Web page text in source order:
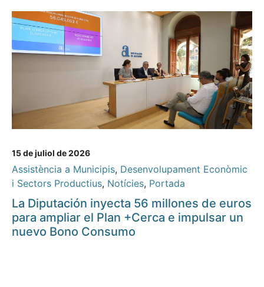
15 de juliol de 2026
Assistència a Municipis, Desenvolupament Econòmic
i Sectors Productius, Notícies, Portada
La Diputación inyecta 56 millones de euros
para ampliar el Plan +Cerca e impulsar un
nuevo Bono Consumo